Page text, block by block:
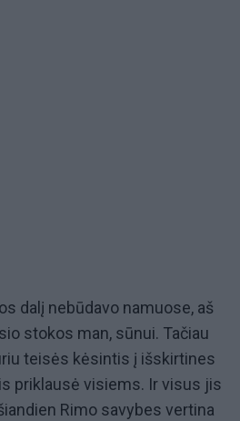
dalį nebūdavo namuose, aš
stokos man, sūnui. Tačiau
teisės kėsintis į išskirtines
priklausė visiems. Ir visus jis
Rimo savybes vertina